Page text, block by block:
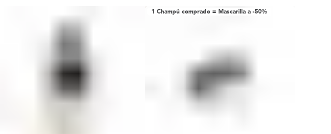
1 Champú comprado = Mascarilla a -50%